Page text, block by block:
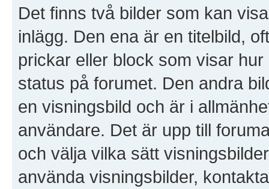
Det finns två bilder som kan
inlägg. Den ena är en titelbild,
prickar eller block som visar
status på forumet. Den andra
en visningsbild och är i
användare. Det är upp till
och välja vilka sätt
använda visningsbilder,